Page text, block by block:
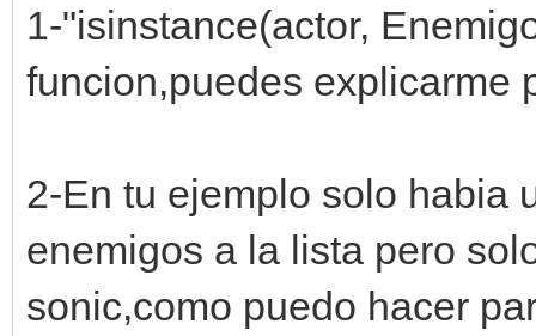
def mover(self):
f.x,self.y)
self.y -=
1-"isinstance(actor,
funcion,puedes explicarme
2-En tu ejemplo solo habia
enemigos a la lista pero
sonic,como puedo hacer